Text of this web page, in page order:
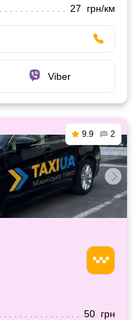
27 грн/км
Viber
9.9 2
50 грн